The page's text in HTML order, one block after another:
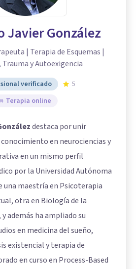
Javier González
| Terapia de Esquemas |
Trauma y Autoexigencia
verificado
5
Terapia online
destaca por unir
en neurociencias y
en un mismo perfil
por la Universidad Autónoma
una maestría en Psicoterapia
otra en Biología de la
además ha ampliado su
en medicina del sueño,
existencial y terapia de
en curso en Process-Based